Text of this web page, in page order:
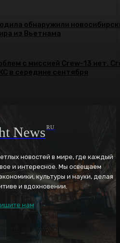
обнаружили
из Вьетнама
с миссией Crew-13 нет.
в середине сентября
NewsRU
новостей в мире, где каждый
и интересное. Мы освещаем
культуры и науки, делая
и вдохновении.
нам